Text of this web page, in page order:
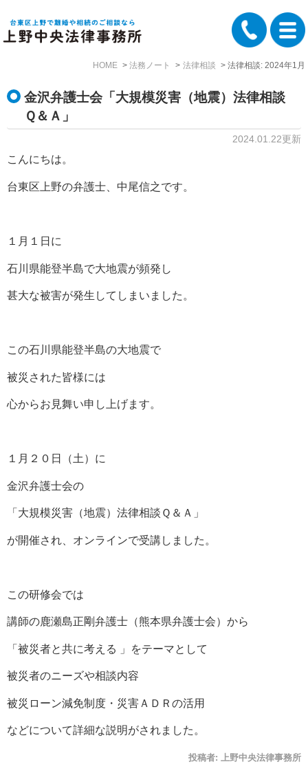
HOME 法務ノート 法律相談 法律相談: 2024年1月
金沢弁護士会「大規模災害（地震）法律相談
Ｑ＆Ａ」
2024.01.22更新
こんにちは。
台東区上野の弁護士、中尾信之です。
１月１日に
石川県能登半島で大地震が頻発し
甚大な被害が発生してしまいました。
この石川県能登半島の大地震で
被災された皆様には
心からお見舞い申し上げます。
１月２０日（土）に
金沢弁護士会の
「大規模災害（地震）法律相談Ｑ＆Ａ」
が開催され、オンラインで受講しました。
この研修会では
講師の鹿瀬島正剛弁護士（熊本県弁護士会）から
「被災者と共に考える 」をテーマとして
被災者のニーズや相談内容
被災ローン減免制度・災害ＡＤＲの活用
などについて詳細な説明がされました。
投稿者: 上野中央法律事務所